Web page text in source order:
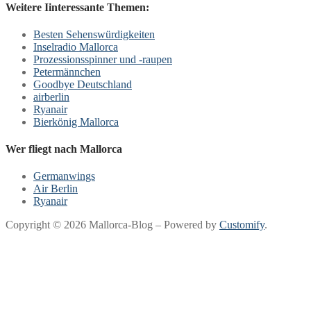
Weitere Iinteressante Themen:
Besten Sehenswürdigkeiten
Inselradio Mallorca
Prozessionsspinner und -raupen
Petermännchen
Goodbye Deutschland
airberlin
Ryanair
Bierkönig Mallorca
Wer fliegt nach Mallorca
Germanwings
Air Berlin
Ryanair
Copyright © 2026 Mallorca-Blog – Powered by Customify.